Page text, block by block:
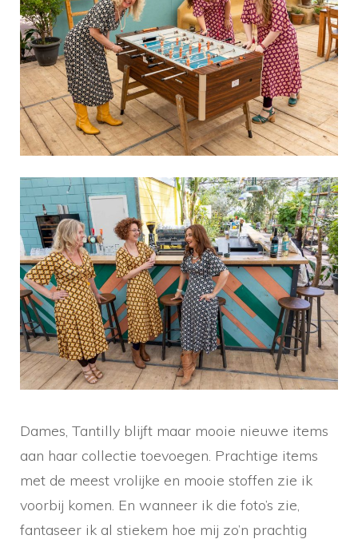
op
de
nieuwe
Sofia
Dress?
Dames, Tantilly blijft maar mooie nieuwe items
aan haar collectie toevoegen. Prachtige items
met de meest vrolijke en mooie stoffen zie ik
voorbij komen. En wanneer ik die foto’s zie,
fantaseer ik al stiekem hoe mij zo’n prachtig